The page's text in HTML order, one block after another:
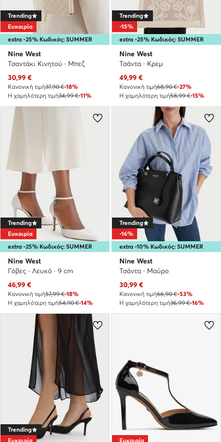
extra -25% Κωδικός: SUMMER
Trending
Ευκαιρία
Nine West
Τσαντάκι Κινητού · Μπεζ
Τρέχουσα τιμή
30,99 €
Κανονική τιμή37,90 €-18%
Η χαμηλότερη τιμή34,99 €-11%
extra -25% Κωδικός: SUMMER
Trending
-15%
Nine West
Τσάντα · Κρεμ
Τρέχουσα τιμή
49,99 €
Κανονική τιμή68,90 €-27%
Η χαμηλότερη τιμή58,99 €-15%
extra -25% Κωδικός: SUMMER
Trending
Ευκαιρία
Nine West
Γόβες · Λευκό · 9 cm
Τρέχουσα τιμή
46,99 €
Κανονική τιμή57,99 €-18%
Η χαμηλότερη τιμή54,90 €-14%
extra -10% Κωδικός: SUMMER
Trending
-16%
Nine West
Τσάντα · Μαύρο
Τρέχουσα τιμή
30,99 €
Κανονική τιμή66,90 €-53%
Η χαμηλότερη τιμή36,99 €-16%
Trending
Ευκαιρία
Ευκαιρία